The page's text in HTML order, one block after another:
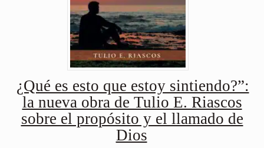
¿Qué es esto que estoy sintiendo?”:
la nueva obra de Tulio E. Riascos
sobre el propósito y el llamado de
Dios